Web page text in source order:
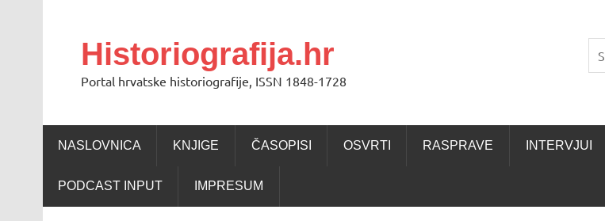
Historiografija.hr
Portal hrvatske historiografije, ISSN 1848-1728
NASLOVNICA KNJIGE ČASOPISI OSVRTI RASPRAVE INTERVJUI
PODCAST INPUT IMPRESUM